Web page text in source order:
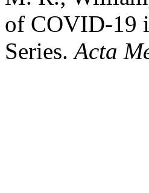
of COVID-19
Series.Acta